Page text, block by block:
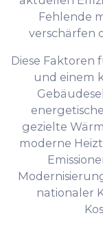
Fehlende
verschärfen
Diese
und einem
gezielte
moderne
nationaler